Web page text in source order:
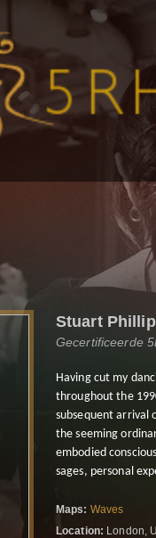
Stuart
Gecertificeerde
Having cut my
throughout the
subsequent arrival
the seeming
embodied
sages, personal
Maps: Waves
Location: London,